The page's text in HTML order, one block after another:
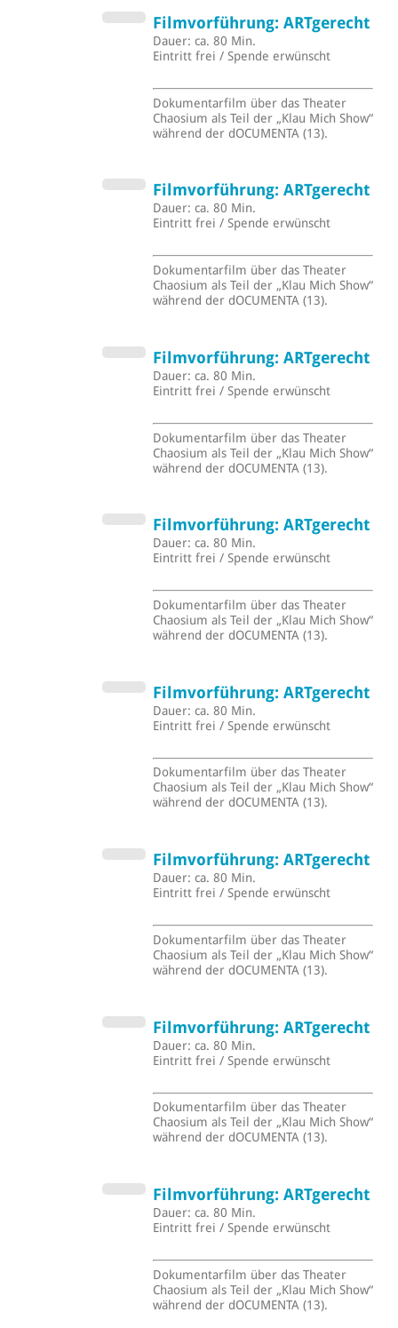
Filmvorführung: ARTgerecht
Dauer: ca. 80 Min.
Eintritt frei / Spende erwünscht
Dokumentarfilm über das Theater
Chaosium als Teil der „Klau Mich Show“
während der dOCUMENTA (13).
Filmvorführung: ARTgerecht
Dauer: ca. 80 Min.
Eintritt frei / Spende erwünscht
Dokumentarfilm über das Theater
Chaosium als Teil der „Klau Mich Show“
während der dOCUMENTA (13).
Filmvorführung: ARTgerecht
Dauer: ca. 80 Min.
Eintritt frei / Spende erwünscht
Dokumentarfilm über das Theater
Chaosium als Teil der „Klau Mich Show“
während der dOCUMENTA (13).
Filmvorführung: ARTgerecht
Dauer: ca. 80 Min.
Eintritt frei / Spende erwünscht
Dokumentarfilm über das Theater
Chaosium als Teil der „Klau Mich Show“
während der dOCUMENTA (13).
Filmvorführung: ARTgerecht
Dauer: ca. 80 Min.
Eintritt frei / Spende erwünscht
Dokumentarfilm über das Theater
Chaosium als Teil der „Klau Mich Show“
während der dOCUMENTA (13).
Filmvorführung: ARTgerecht
Dauer: ca. 80 Min.
Eintritt frei / Spende erwünscht
Dokumentarfilm über das Theater
Chaosium als Teil der „Klau Mich Show“
während der dOCUMENTA (13).
Filmvorführung: ARTgerecht
Dauer: ca. 80 Min.
Eintritt frei / Spende erwünscht
Dokumentarfilm über das Theater
Chaosium als Teil der „Klau Mich Show“
während der dOCUMENTA (13).
Filmvorführung: ARTgerecht
Dauer: ca. 80 Min.
Eintritt frei / Spende erwünscht
Dokumentarfilm über das Theater
Chaosium als Teil der „Klau Mich Show“
während der dOCUMENTA (13).